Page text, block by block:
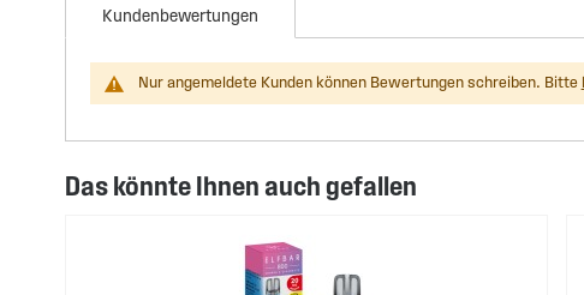
Kundenbewertungen
Nur angemeldete Kunden können Bewertungen schreiben. Bitte
Das könnte Ihnen auch gefallen